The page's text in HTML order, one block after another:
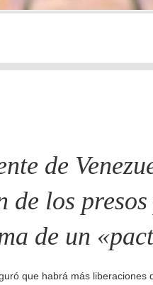
de
de los
de un
que habrá más